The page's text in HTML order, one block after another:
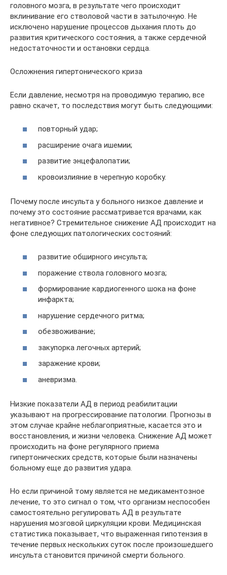
головного мозга, в результате чего происходит
вклинивание его стволовой части в затылочную. Не
исключено нарушение процессов дыхания плоть до
развития критического состояния, а также сердечной
недостаточности и остановки сердца.
Осложнения гипертонического криза
Если давление, несмотря на проводимую терапию, все
равно скачет, то последствия могут быть следующими:
повторный удар;
расширение очага ишемии;
развитие энцефалопатии;
кровоизлияние в черепную коробку.
Почему после инсульта у больного низкое давление и
почему это состояние рассматривается врачами, как
негативное? Стремительное снижение АД происходит на
фоне следующих патологических состояний:
развитие обширного инсульта;
поражение ствола головного мозга;
формирование кардиогенного шока на фоне
инфаркта;
нарушение сердечного ритма;
обезвоживание;
закупорка легочных артерий;
заражение крови;
аневризма.
Низкие показатели АД в период реабилитации
указывают на прогрессирование патологии. Прогнозы в
этом случае крайне неблагоприятные, касается это и
восстановления, и жизни человека. Снижение АД может
происходить на фоне регулярного приема
гипертонических средств, которые были назначены
больному еще до развития удара.
Но если причиной тому является не медикаментозное
лечение, то это сигнал о том, что организм неспособен
самостоятельно регулировать АД в результате
нарушения мозговой циркуляции крови. Медицинская
статистика показывает, что выраженная гипотензия в
течение первых нескольких суток после произошедшего
инсульта становится причиной смерти больного.